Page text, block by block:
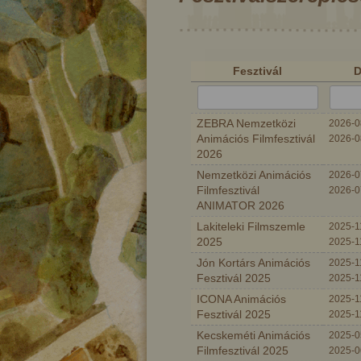
Fesztivál
ZEBRA Nemzetközi
Animációs Filmfesztivál
2026
2026-
2026-
Nemzetközi Animációs
Filmfesztivál
ANIMATOR 2026
2026-
2026-
Lakiteleki Filmszemle
2025
2025-
2025-
Jón Kortárs Animációs
Fesztivál 2025
2025-
2025-
ICONA Animációs
Fesztivál 2025
2025-
2025-
Kecskeméti Animációs
Filmfesztivál 2025
2025-
2025-
A két aranyhajú fiú